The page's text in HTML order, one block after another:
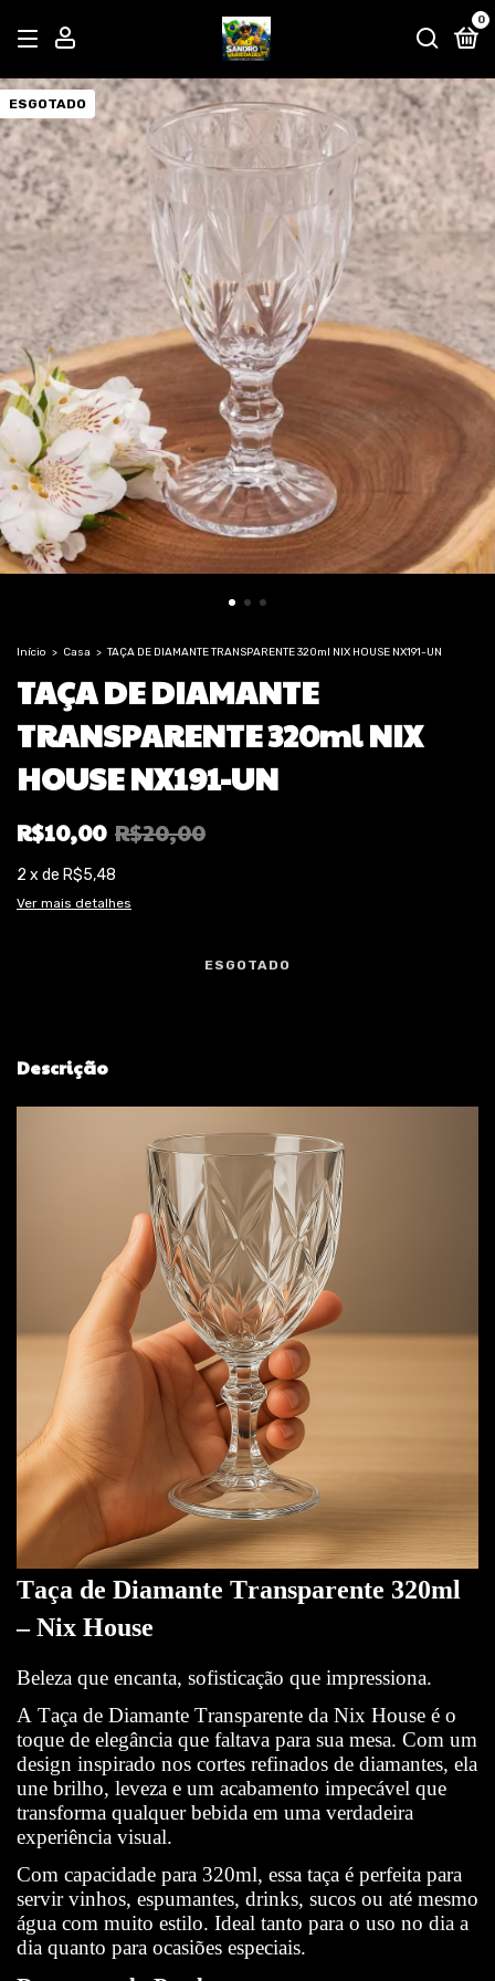
0
ESGOTADO
Início > Casa > TAÇA DE DIAMANTE TRANSPARENTE 320ml NIX HOUSE NX191-UN
TAÇA DE DIAMANTE
TRANSPARENTE 320ml NIX
HOUSE NX191-UN
R$10,00 R$20,00
2 x de R$5,48
Ver mais detalhes
Descrição
Taça de Diamante Transparente 320ml
– Nix House
Beleza que encanta, sofisticação que impressiona.
A Taça de Diamante Transparente da Nix House é o
toque de elegância que faltava para sua mesa. Com um
design inspirado nos cortes refinados de diamantes, ela
une brilho, leveza e um acabamento impecável que
transforma qualquer bebida em uma verdadeira
experiência visual.
Com capacidade para 320ml, essa taça é perfeita para
servir vinhos, espumantes, drinks, sucos ou até mesmo
água com muito estilo. Ideal tanto para o uso no dia a
dia quanto para ocasiões especiais.